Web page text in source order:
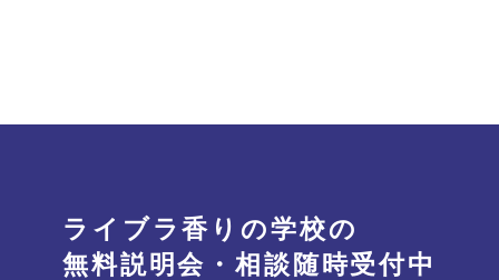
ライブラ香りの学校の
無料説明会・相談随時受付中